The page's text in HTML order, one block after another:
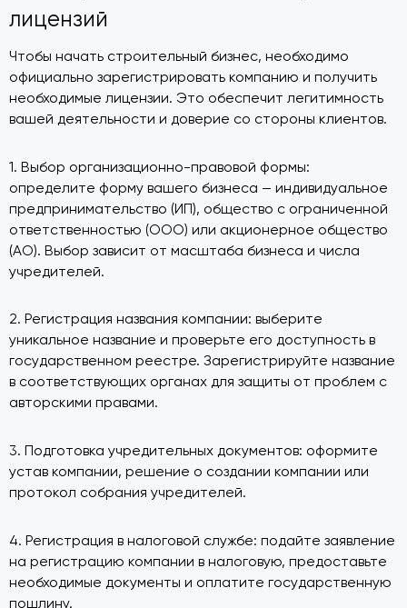
лицензий
Чтобы начать строительный бизнес, необходимо
официально зарегистрировать компанию и получить
необходимые лицензии. Это обеспечит легитимность
вашей деятельности и доверие со стороны клиентов.
1. Выбор организационно-правовой формы:
определите форму вашего бизнеса — индивидуальное
предпринимательство (ИП), общество с ограниченной
ответственностью (ООО) или акционерное общество
(АО). Выбор зависит от масштаба бизнеса и числа
учредителей.
2. Регистрация названия компании: выберите
уникальное название и проверьте его доступность в
государственном реестре. Зарегистрируйте название
в соответствующих органах для защиты от проблем с
авторскими правами.
3. Подготовка учредительных документов: оформите
устав компании, решение о создании компании или
протокол собрания учредителей.
4. Регистрация в налоговой службе: подайте заявление
на регистрацию компании в налоговую, предоставьте
необходимые документы и оплатите государственную
пошлину.